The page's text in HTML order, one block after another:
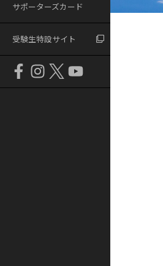
サポーターズカード
受験生特設サイト